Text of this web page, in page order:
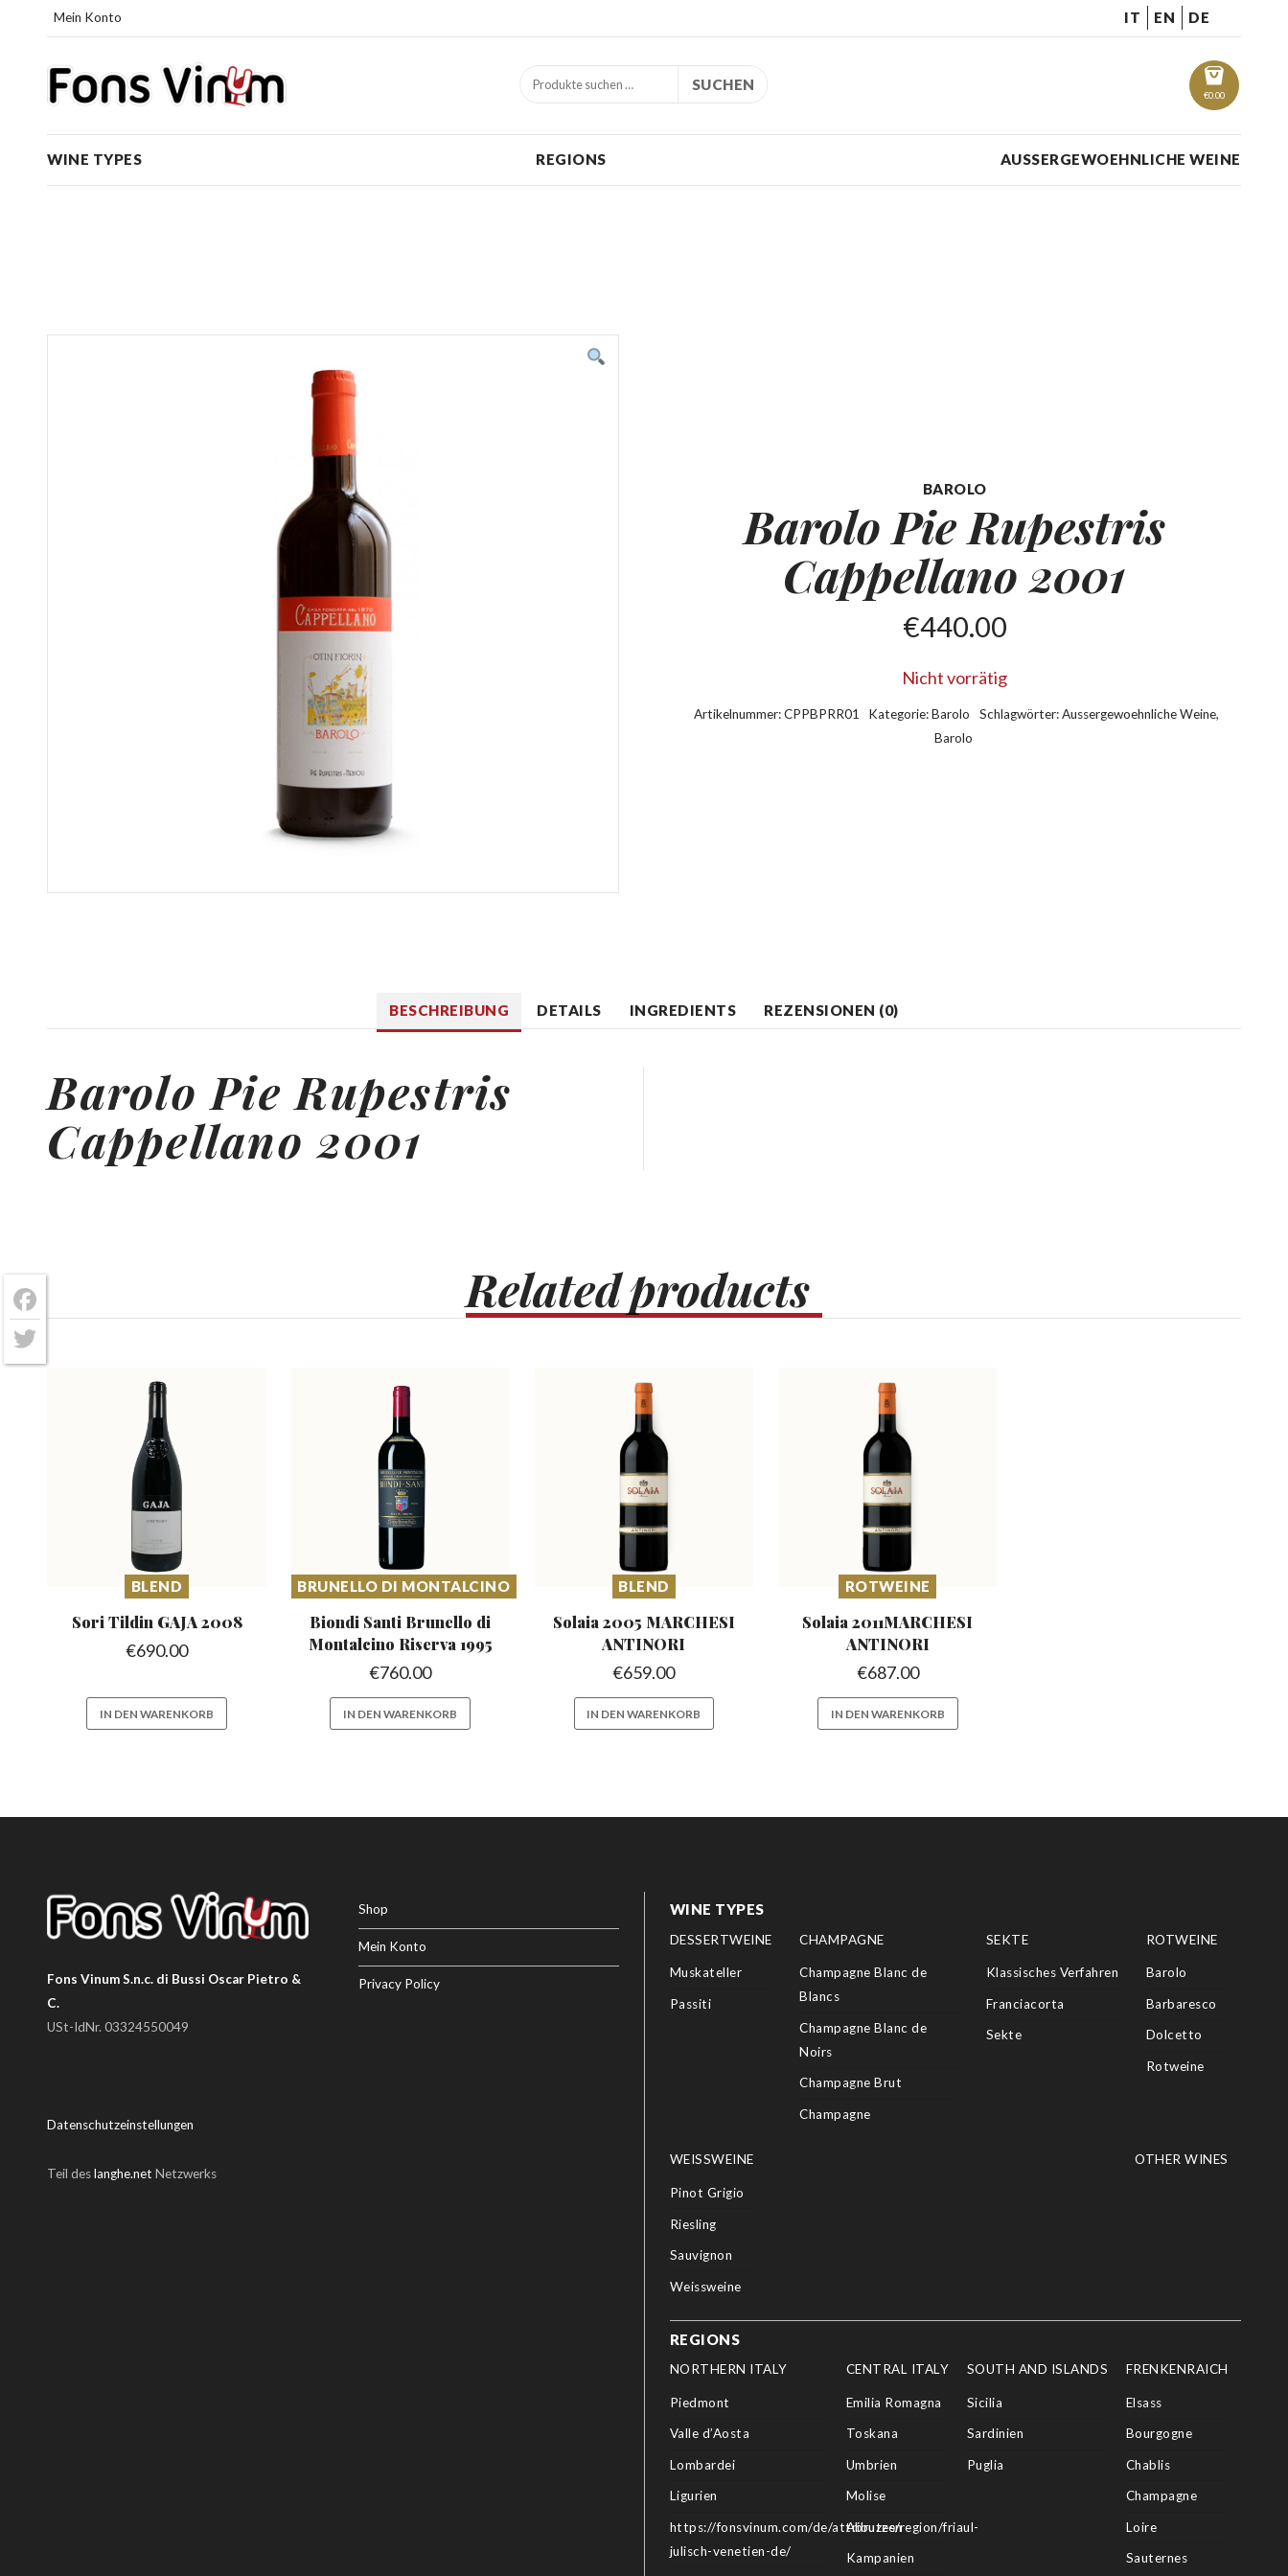
Mein Konto IT EN DE
€0.00
SUCHEN
WINE TYPES REGIONS AUSSERGEWOEHNLICHE WEINE
BAROLO
Barolo Pie Rupestris
Cappellano 2001
€440.00
Nicht vorrätig
Artikelnummer:CPPBPRR01 Kategorie:Barolo Schlagwörter:Aussergewoehnliche Weine,
Barolo
BESCHREIBUNG DETAILS INGREDIENTS REZENSIONEN (0)
Barolo Pie Rupestris
Cappellano 2001
Relatedproducts
BLEND
Sori Tildin GAJA 2008
€690.00
IN DEN WARENKORB
BRUNELLO DI MONTALCINO
Biondi Santi Brunello di
Montalcino Riserva 1995
€760.00
IN DEN WARENKORB
BLEND
Solaia 2005 MARCHESI
ANTINORI
€659.00
IN DEN WARENKORB
ROTWEINE
Solaia 2011MARCHESI
ANTINORI
€687.00
IN DEN WARENKORB
Fons Vinum S.n.c. di Bussi Oscar Pietro &
C.
USt-IdNr. 03324550049
Datenschutzeinstellungen
Teil deslanghe.net Netzwerks
Shop
Mein Konto
Privacy Policy
WINE TYPES
DESSERTWEINE
Muskateller
Passiti
CHAMPAGNE
Champagne Blanc de
Blancs
Champagne Blanc de
Noirs
Champagne Brut
Champagne
SEKTE
Klassisches Verfahren
Franciacorta
Sekte
ROTWEINE
Barolo
Barbaresco
Dolcetto
Rotweine
WEISSWEINE
Pinot Grigio
Riesling
Sauvignon
Weissweine
OTHER WINES
REGIONS
NORTHERN ITALY
Piedmont
Valle d’Aosta
Lombardei
Ligurien
https://fonsvinum.com/de/attributes/region/friaul-
julisch-venetien-de/
CENTRAL ITALY
Emilia Romagna
Toskana
Umbrien
Molise
Abruzzen
Kampanien
SOUTH AND ISLANDS
Sicilia
Sardinien
Puglia
FRENKENRAICH
Elsass
Bourgogne
Chablis
Champagne
Loire
Sauternes
Facebook
Twitter